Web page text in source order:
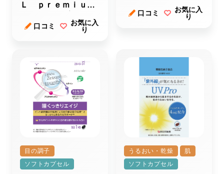
Ｌ ｐｒｅｍｉｕｍ
ル プレミアム）
口コミ
お気に入
り
口コミ
お気に入
り
目の調子
ソフトカプセル
うるおい・乾燥
肌
ソフトカプセル